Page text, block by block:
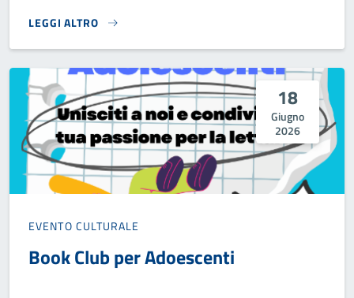
LEGGI ALTRO
FACILITAZIONE DIGITALE}
18
Giugno
2026
EVENTO CULTURALE
Book Club per Adoescenti